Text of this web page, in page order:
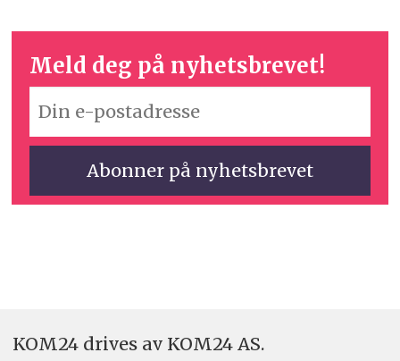
Meld deg på nyhetsbrevet!
KOM24 drives av KOM24 AS.